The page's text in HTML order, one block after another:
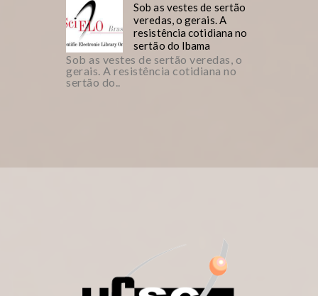
Sob as vestes de sertão
veredas, o gerais. A
resistência cotidiana no
sertão do Ibama
Sob as vestes de sertão veredas, o
gerais. A resistência cotidiana no
sertão do..